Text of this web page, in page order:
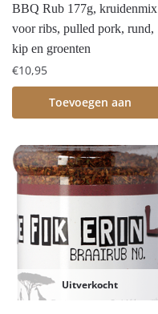
BBQ Rub 177g, kruidenmix
voor ribs, pulled pork, rund,
kip en groenten
€10,95
Toevoegen aan
Uitverkocht